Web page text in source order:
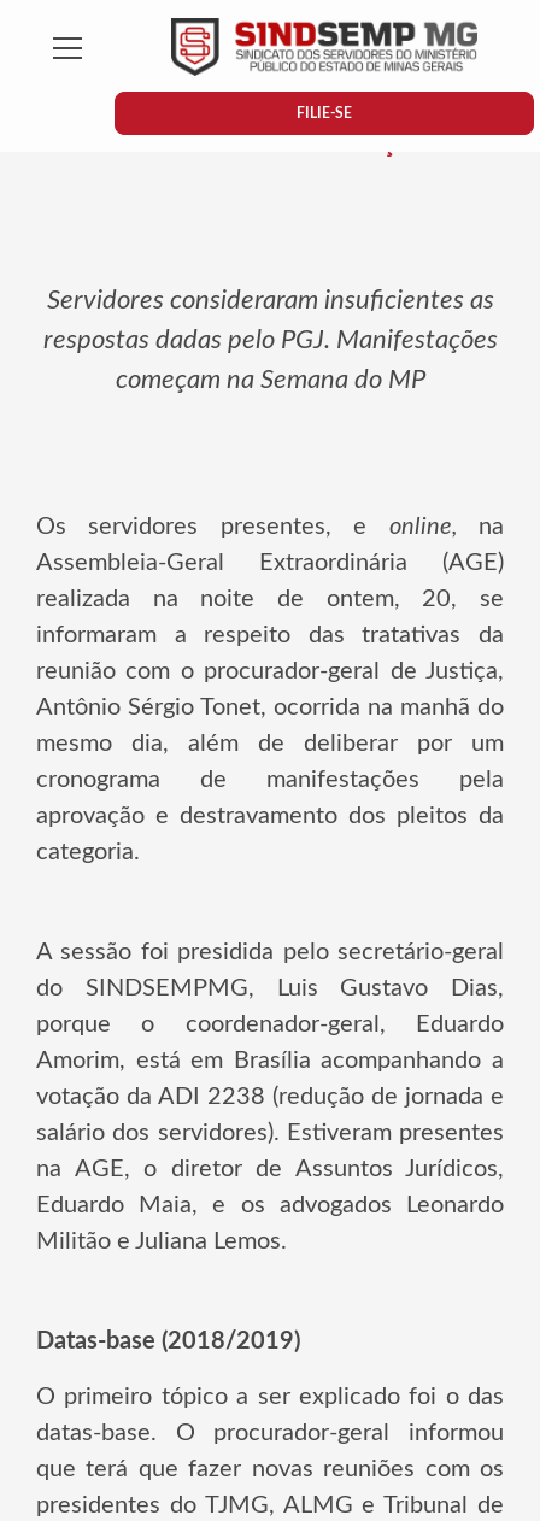
Mostrar/Esconder menu
FILIE-SE
Categoria delibera por estabelecer
calendário de manifestações
Servidores consideraram insuficientes as
respostas dadas pelo PGJ. Manifestações
começam na Semana do MP
Os servidores presentes, e online, na
Assembleia-Geral Extraordinária (AGE)
realizada na noite de ontem, 20, se
informaram a respeito das tratativas da
reunião com o procurador-geral de Justiça,
Antônio Sérgio Tonet, ocorrida na manhã do
mesmo dia, além de deliberar por um
cronograma de manifestações pela
aprovação e destravamento dos pleitos da
categoria.
A sessão foi presidida pelo secretário-geral
do SINDSEMPMG, Luis Gustavo Dias,
porque o coordenador-geral, Eduardo
Amorim, está em Brasília acompanhando a
votação da ADI 2238 (redução de jornada e
salário dos servidores). Estiveram presentes
na AGE, o diretor de Assuntos Jurídicos,
Eduardo Maia, e os advogados Leonardo
Militão e Juliana Lemos.
Datas-base (2018/2019)
O primeiro tópico a ser explicado foi o das
datas-base. O procurador-geral informou
que terá que fazer novas reuniões com os
presidentes do TJMG, ALMG e Tribunal de